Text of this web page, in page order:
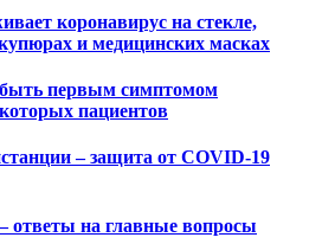
коронавирус на стекле,
и медицинских масках
первым симптомом
пациентов
– защита от COVID-19
ответы на главные вопросы